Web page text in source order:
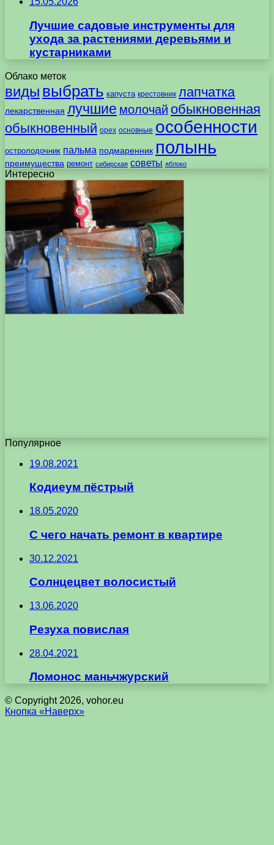
Лучшие садовые инструменты для
ухода за растениями деревьями и
кустарниками
Облако меток
виды выбрать капуста крестовник лапчатка
лекарственная лучшие молочай обыкновенная
обыкновенный орех основные особенности
остролодочник пальма подмаренник полынь
преимущества ремонт сибирская советы яблоко
Интересно
Популярное
19.08.2021
Кодиеум пёстрый
18.05.2020
С чего начать ремонт в квартире
30.12.2021
Солнцецвет волосистый
13.06.2020
Резуха повислая
28.04.2021
Ломонос маньчжурский
© Copyright 2026, vohor.eu
Кнопка «Наверх»